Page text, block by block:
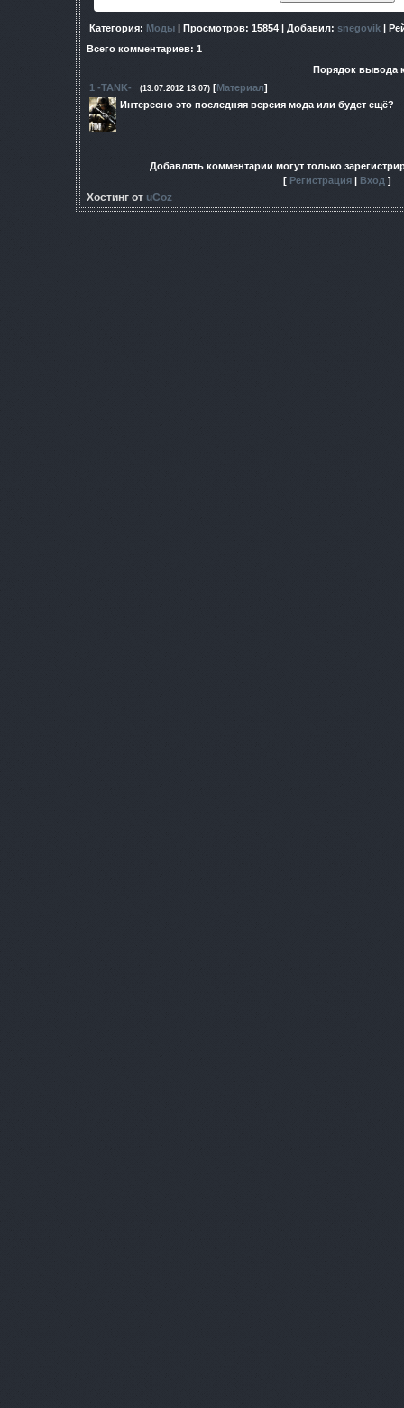
Категория: Моды | Просмотров: 15854 | Добавил: snegovik |
Всего комментариев: 1
Порядок вывода
1 -TANK- (13.07.2012 13:07) [Материал]
Интересно это последняя версия мода или будет ещё?
Добавлять комментарии могут только
[ Регистрация | Вход ]
Хостинг от uCoz